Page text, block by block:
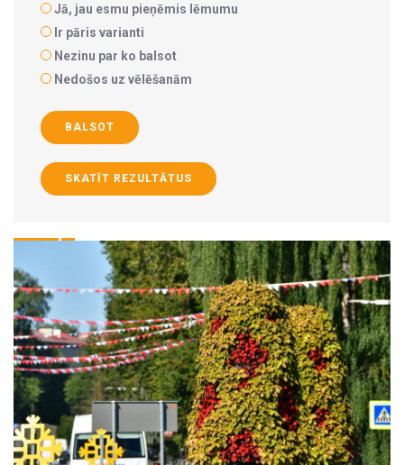
Jā, jau esmu pieņēmis lēmumu
Ir pāris varianti
Nezinu par ko balsot
Nedošos uz vēlēšanām
BALSOT
SKATĪT REZULTĀTUS